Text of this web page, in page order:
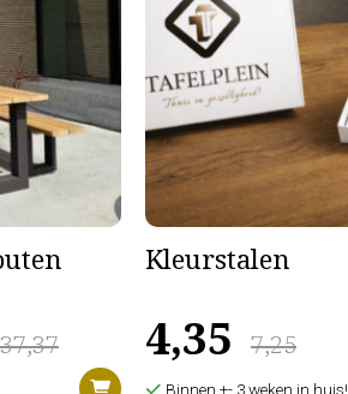
Kleurstalen
7,25
4,35
Binnen +- 3 weken in huis!